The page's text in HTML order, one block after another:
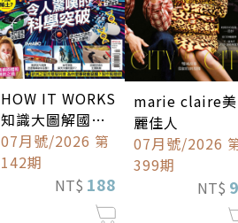
HOW IT WORKS
知識大圖解國際
中文版
07月號/2026 第
142期
NT$ 188
marie claire美
麗佳人
07月號/2026
399期
NT$